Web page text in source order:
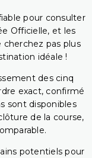
pour consulter
Officielle, et les
cherchez pas plus
idéale !
des cinq
exact, confirmé
sont disponibles
de la course,
potentiels pour